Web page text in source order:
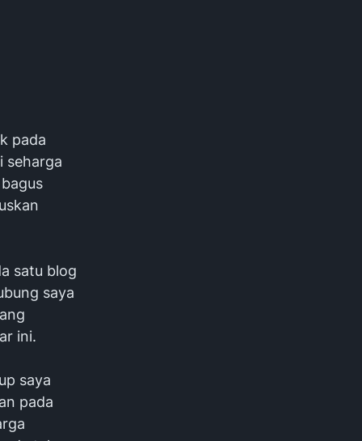
pada
seharga
satu blog
saya
ini.
saya
pada